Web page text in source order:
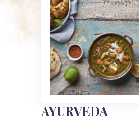
AYURVEDA